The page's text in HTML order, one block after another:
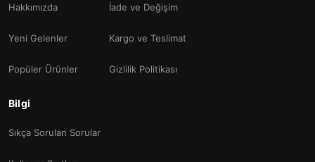
Hakkımızda
Yeni Gelenler
Popüler Ürünler
İade ve Değişim
Kargo ve Teslimat
Gizlilik Politikası
Bilgi
Sıkça Sorulan Sorular